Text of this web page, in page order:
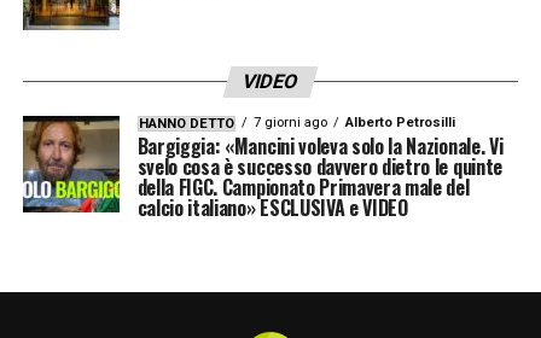
VIDEO
HANNO DETTO 7 giorni ago Alberto Petrosilli
Bargiggia: «Mancini voleva solo la Nazionale. Vi
svelo cosa è successo davvero dietro le quinte
della FIGC. Campionato Primavera male del
calcio italiano» ESCLUSIVA e VIDEO